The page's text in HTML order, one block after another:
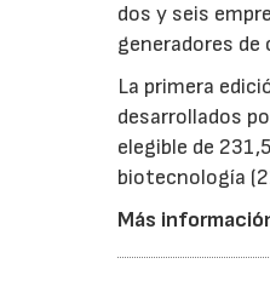
dos y seis
generadores
La primera
desarrollados
elegible de
biotecnología
Más